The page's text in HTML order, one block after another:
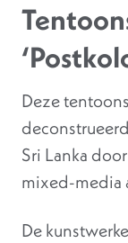
Deze
Sri Lanka
mixed-media
De